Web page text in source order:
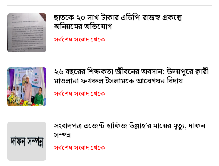
ছাতকে ২০ লাখ টাকার এডিপি-রাজস্ব প্রকল্পে
অনিয়মের অভিযোগ
সর্বশেষ সংবাদ থেকে
২৬ বছরের শিক্ষকতা জীবনের অবসান: উদয়পুরে ক্বারী
মাওলানা ফখরুল ইসলামকে আবেগঘন বিদায়
সর্বশেষ সংবাদ থেকে
সংবাদপত্র এজেন্ট হাফিজ উল্লাহ’র মায়ের মৃত্যু, দাফন
সম্পন্ন
সর্বশেষ সংবাদ থেকে